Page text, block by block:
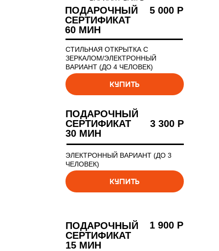
ТЕЛЕГРАМ.
ЭЛЕКТРОННЫЙ ВАРИАНТ (ДО 3
ЧЕЛОВЕК)
ПОДАРОЧНЫЙ
СЕРТИФИКАТ
30 МИН
3 300 Р
КУПИТЬ
1 900 Р
ПОДАРОЧНЫЙ
СЕРТИФИКАТ
15 МИН
СТИЛЬНАЯ ОТКРЫТКА С
ЗЕРКАЛОМ/ЭЛЕКТРОННЫЙ
ВАРИАНТ (ДО 4 ЧЕЛОВЕК)
ПОДАРОЧНЫЙ
СЕРТИФИКАТ
60 МИН
5 000 Р
КУПИТЬ